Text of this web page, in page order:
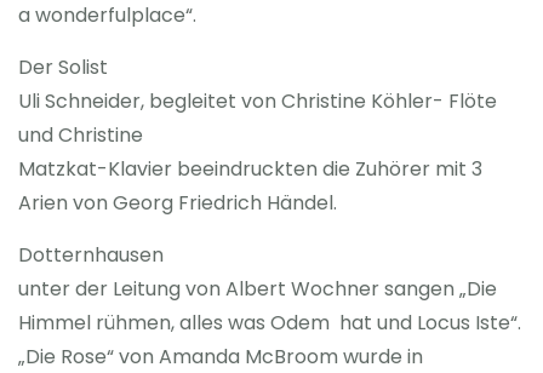
a wonderfulplace“.
Der Solist
Uli Schneider, begleitet von Christine Köhler- Flöte
und Christine
Matzkat-Klavier beeindruckten die Zuhörer mit 3
Arien von Georg Friedrich Händel.
Dotternhausen
unter der Leitung von Albert Wochner sangen „Die
Himmel rühmen, alles was Odem hat und Locus Iste“.
„Die Rose“ von Amanda McBroom wurde in